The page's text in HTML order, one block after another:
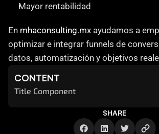
Mayor rentabilidad
En mhaconsulting.mx ayudamos a
optimizar e integrar funnels de
datos, automatización y objetivos
CONTENT
Title Component
SHARE